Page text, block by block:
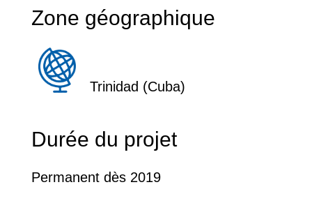
Zone géographique
Trinidad (Cuba)
Durée du projet
Permanent dès 2019